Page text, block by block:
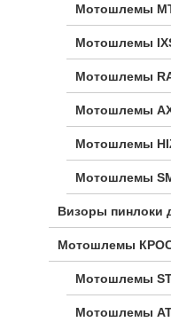
Мотошлемы
Мотошлемы
Мотошлемы
Мотошлемы
Мотошлемы
Мотошлемы
Визоры пинлоки
Мотошлемы
Мотошлемы
Мотошлемы